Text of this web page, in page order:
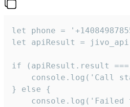
let phone =
let apiResult =
if (apiResult.result
console.log('Call
} else {
console.log('Failed